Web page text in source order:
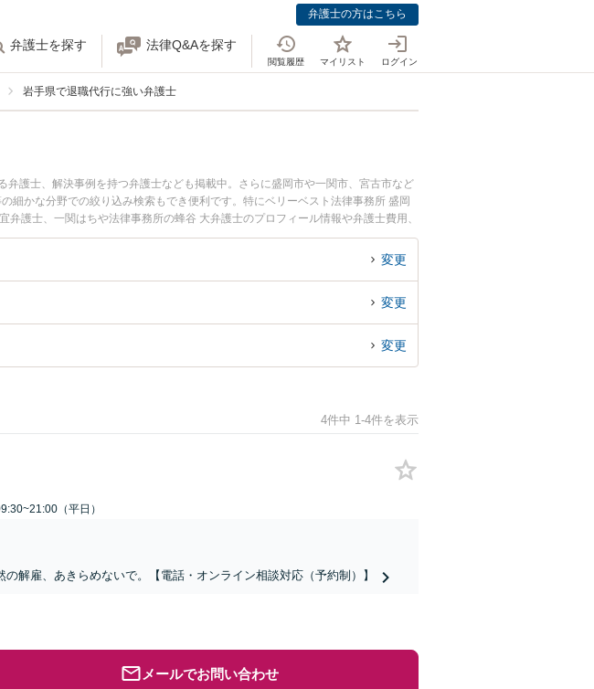
弁護士の方はこちら
弁護士を探す 法律Q&Aを探す
閲覧履歴 マイリスト ログイン
岩手県で退職代行に強い弁護士
護士、解決事例を持つ弁護士なども掲載中。さらに盛岡市や一関市、宮古市など
細かな分野での絞り込み検索もでき便利です。特にベリーベスト法律事務所 盛岡
護士、一関はちや法律事務所の蜂谷 大弁護士のプロフィール情報や弁護士費用、
弁護士に相談したい』『退職代行のトラブル解決の実績豊富な近くの弁護士を検索
でお困りの相談者さんにおすすめです。
変更
変更
変更
4件中 1-4件を表示
（平日）
解雇、あきらめないで。【電話・オンライン相談対応（予約制）】
メールでお問い合わせ